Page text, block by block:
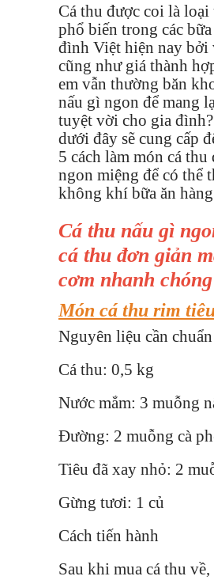
Cá thu được coi là loại
phổ biến trong các
đình Việt hiện nay bởi
cũng như giá thành
em vẫn thường băn
nấu gì ngon để mang
tuyệt vời cho gia
dưới đây sẽ cung cấp
5 cách làm món cá thu
ngon miệng để có thể
không khí bữa ăn
Cá thu nấu gì
cá thu đơn giản
cơm nhanh chóng
Món cá thu rim
Nguyên liệu cần
Cá thu: 0,5 kg
Nước mắm: 3 muỗng
Đường: 2 muỗng cà
Tiêu đã xay nhỏ: 2
Gừng tươi: 1 củ
Cách tiến hành
Sau khi mua cá thu về,